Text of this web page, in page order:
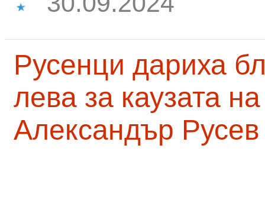
Русенци дариха
лева за каузата
Александър Русев